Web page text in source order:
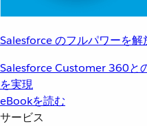
Salesforce のフルパワーを
Salesforce Customer 360と
を実現
eBookを読む
サービス